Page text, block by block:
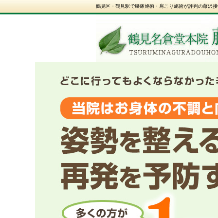
鶴見区・鶴見駅で腰痛施術・肩こり施術が評判の藤沢